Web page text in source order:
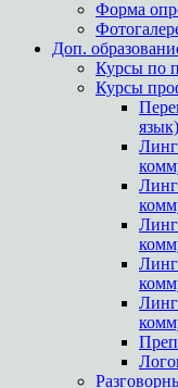
Форма
Доп.
Курсы по
Курсы
язык)